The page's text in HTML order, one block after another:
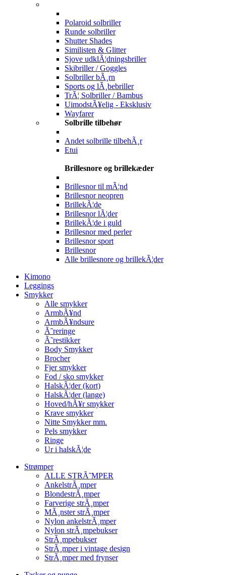
Polaroid solbriller
Runde solbriller
Shutter Shades
Similisten & Glitter
Sjove udklÃ¦dningsbriller
Skibriller / Goggles
Solbriller bÃ¸rn
Sports og lÃ¸bebriller
TrÃ¦ Solbriller / Bambus
UimodstÃ¥elig - Eksklusiv
Wayfarer
Solbrille tilbehør
Andet solbrille tilbehÃ¸r
Etui
Brillesnore og brillekæder
Brillesnor til mÃ¦nd
Brillesnor neopren
BrillekÃ¦de
Brillesnor lÃ¦der
BrillekÃ¦de i guld
Brillesnor med perler
Brillesnor sport
Brillesnor
Alle brillesnore og brillekÃ¦der
Kimono
Leggings
Smykker
Alle smykker
ArmbÃ¥nd
ArmbÃ¥ndsure
Ã˜reringe
Ã˜restikker
Body Smykker
Brocher
Fjer smykker
Fod / sko smykker
HalskÃ¦der (kort)
HalskÃ¦der (lange)
Hoved/hÃ¥r smykker
Krave smykker
Nitte Smykker mm.
Pels smykker
Ringe
Ur i halskÃ¦de
Strømper
ALLE STRÃ˜MPER
AnkelstrÃ¸mper
BlondestrÃ¸mper
Farverige strÃ¸mper
MÃ¸nster strÃ¸mper
Nylon ankelstrÃ¸mper
Nylon strÃ¸mpebukser
StrÃ¸mpebukser
StrÃ¸mper i vintage design
StrÃ¸mper med frynser